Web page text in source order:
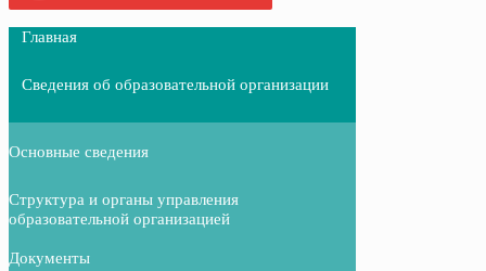
Главная
Сведения об образовательной организации
Основные сведения
Структура и органы управления
образовательной организацией
Документы